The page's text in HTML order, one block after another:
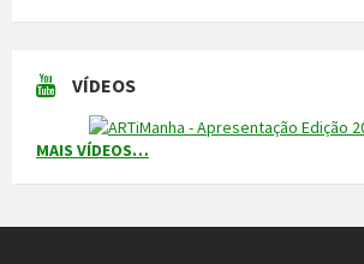
VÍDEOS
MAIS VÍDEOS…